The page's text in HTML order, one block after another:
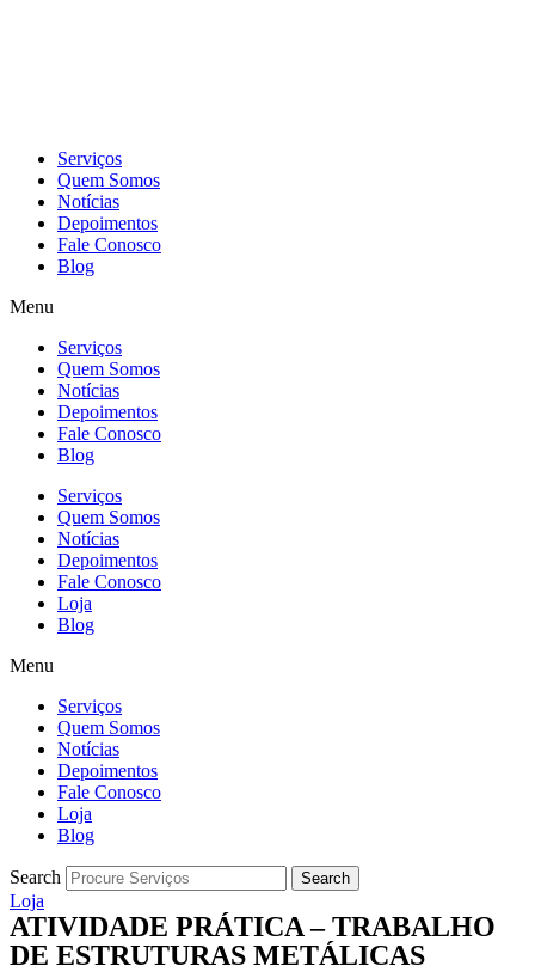
Serviços
Quem Somos
Notícias
Depoimentos
Fale Conosco
Blog
Menu
Serviços
Quem Somos
Notícias
Depoimentos
Fale Conosco
Blog
Serviços
Quem Somos
Notícias
Depoimentos
Fale Conosco
Loja
Blog
Menu
Serviços
Quem Somos
Notícias
Depoimentos
Fale Conosco
Loja
Blog
Search Search
Loja
ATIVIDADE PRÁTICA – TRABALHO
DE ESTRUTURAS METÁLICAS